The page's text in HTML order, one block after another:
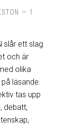
1
slår ett slag
och är
olika
läsande.
tas upp
debatt,